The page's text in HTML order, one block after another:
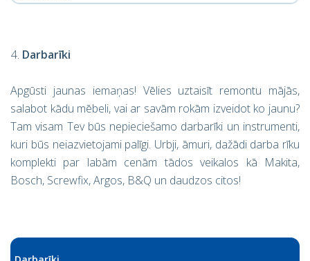
Darbarīki
Apgūsti jaunas iemaņas! Vēlies uztaisīt remontu mājās,
salabot kādu mēbeli, vai ar savām rokām izveidot ko jaunu?
Tam visam Tev būs nepieciešamo darbarīki un instrumenti,
kuri būs neiazvietojami palīgi. Urbji, āmuri, dažādi darba rīku
komplekti par labām cenām tādos veikalos kā Makita,
Bosch, Screwfix, Argos, B&Q un daudzos citos!